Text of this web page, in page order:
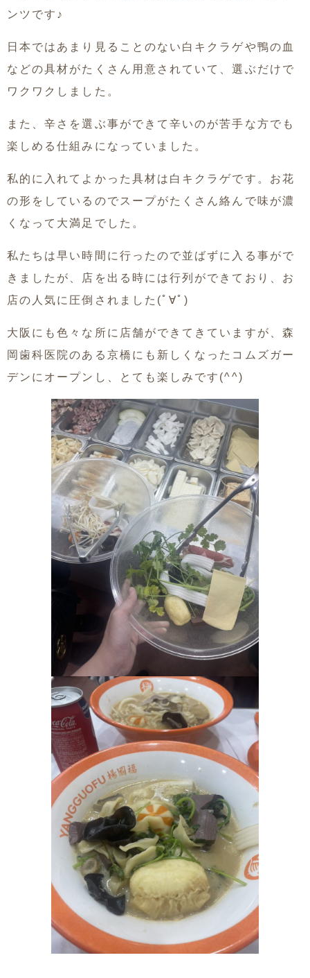
ンツです♪
日本ではあまり見ることのない白キクラゲや鴨の血
などの具材がたくさん用意されていて、選ぶだけで
ワクワクしました。
また、辛さを選ぶ事ができて辛いのが苦手な方でも
楽しめる仕組みになっていました。
私的に入れてよかった具材は白キクラゲです。お花
の形をしているのでスープがたくさん絡んで味が濃
くなって大満足でした。
私たちは早い時間に行ったので並ばずに入る事がで
きましたが、店を出る時には行列ができており、お
店の人気に圧倒されました(ﾟ∀ﾟ)
大阪にも色々な所に店舗ができてきていますが、森
岡歯科医院のある京橋にも新しくなったコムズガー
デンにオープンし、とても楽しみです(^^)